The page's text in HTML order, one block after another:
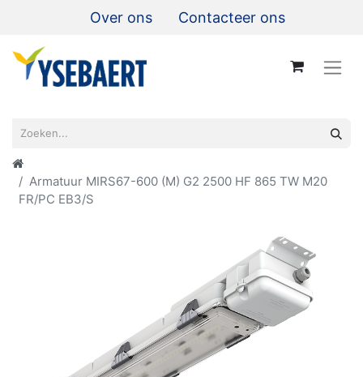
Over ons Contacteer ons
Armatuur MIRS67-600 (M) G2 2500 HF 865 TW M20
FR/PC EB3/S